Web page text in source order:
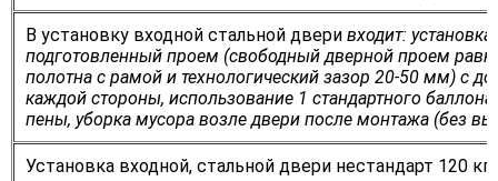
В установку входной стальной двери входит: установка
подготовленный проем (свободный дверной проем
полотна с рамой и технологический зазор 20-50 мм) с
каждой стороны, использование 1 стандартного
пены, уборка мусора возле двери после монтажа (без
Установка входной, стальной двери нестандарт 120 кг.